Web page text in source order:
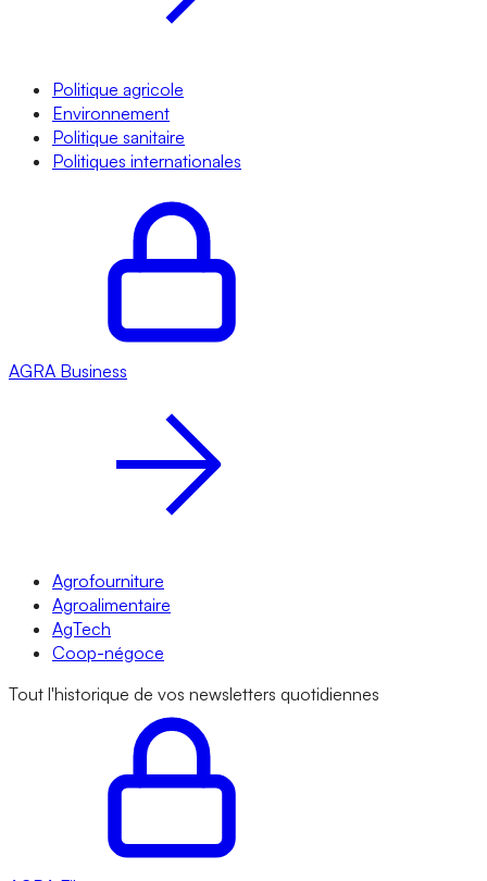
Politique agricole
Environnement
Politique sanitaire
Politiques internationales
AGRA Business
Agrofourniture
Agroalimentaire
AgTech
Coop-négoce
Tout l'historique de vos newsletters quotidiennes